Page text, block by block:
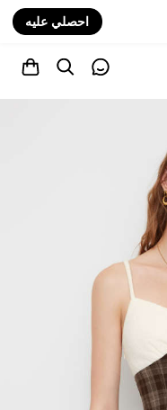
احصلي عليه